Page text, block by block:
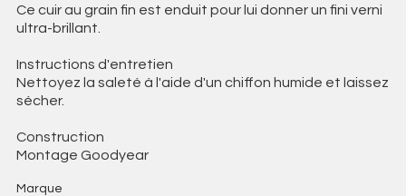
Ce cuir au grain fin est enduit pour lui donner un fini verni
ultra-brillant.
Instructions d'entretien
Nettoyez la saleté à l'aide d'un chiffon humide et laissez
sécher.
Construction
Montage Goodyear
Marque